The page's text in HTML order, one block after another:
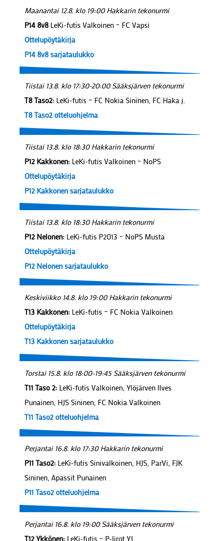
Maanantai 12.8. klo 19:00 Hakkarin tekonurmi
P14 8v8LeKi-futis Valkoinen – FC Vapsi
Ottelupöytäkirja
P14 8v8 sarjataulukko
Tiistai 13.8. klo 17:30-20:00 Sääksjärven tekonurmi
T8 Taso2: LeKi-futis – FC Nokia Sininen, FC Haka j.
T8 Taso2 otteluohjelma
Tiistai 13.8. klo 18:30 Hakkarin tekonurmi
P12 Kakkonen: LeKi-futis Valkoinen – NoPS
Ottelupöytäkirja
P12 Kakkonen sarjataulukko
Tiistai 13.8. klo 18:30 Hakkarin tekonurmi
P12 Nelonen: LeKi-futis P2013 – NoPS Musta
Ottelupöytäkirja
P12 Nelonen sarjataulukko
Keskiviikko 14.8. klo 19:00 Hakkarin tekonurmi
T13 Kakkonen: LeKi-futis – FC Nokia Valkoinen
Ottelupöytäkirja
T13 Kakkonen sarjataulukko
Torstai 15.8. klo 18:00-19:45 Sääksjärven tekonurmi
T11 Taso 2: LeKi-futis Valkoinen, Ylöjärven Ilves
Punainen, HJS Sininen, FC Nokia Valkoinen
T11 Taso2 otteluohjelma
Perjantai 16.8. klo 17:30 Hakkarin tekonurmi
P11 Taso2: LeKi-futis Sinivalkoinen, HJS, ParVi, FJK
Sininen, Apassit Punainen
P11 Taso2 otteluohjelma
Perjantai 16.8. klo 19:00 Sääksjärven tekonurmi
T12 Ykkönen: LeKi-futis – P-Iirot YJ